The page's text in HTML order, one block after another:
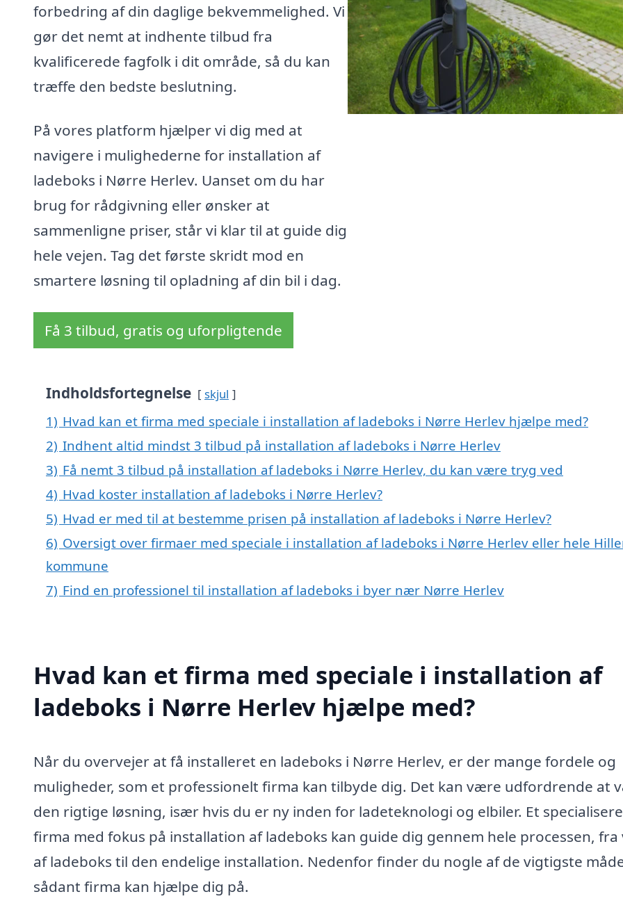
forbedring af din daglige bekvemmelighed. Vi
gør det nemt at indhente tilbud fra
kvalificerede fagfolk i dit område, så du kan
træffe den bedste beslutning.
På vores platform hjælper vi dig med at
navigere i mulighederne for installation af
ladeboks i Nørre Herlev. Uanset om du har
brug for rådgivning eller ønsker at
sammenligne priser, står vi klar til at guide dig
hele vejen. Tag det første skridt mod en
smartere løsning til opladning af din bil i dag.
Få 3 tilbud, gratis og uforpligtende
Indholdsfortegnelse skjul
1) Hvad kan et firma med speciale i installation af ladeboks i Nørre Herlev hjælpe med?
2) Indhent altid mindst 3 tilbud på installation af ladeboks i Nørre Herlev
3) Få nemt 3 tilbud på installation af ladeboks i Nørre Herlev, du kan være tryg ved
4) Hvad koster installation af ladeboks i Nørre Herlev?
5) Hvad er med til at bestemme prisen på installation af ladeboks i Nørre Herlev?
6) Oversigt over firmaer med speciale i installation af ladeboks i Nørre Herlev eller hele
kommune
7) Find en professionel til installation af ladeboks i byer nær Nørre Herlev
Hvad kan et firma med speciale i installation af
ladeboks i Nørre Herlev hjælpe med?
Når du overvejer at få installeret en ladeboks i Nørre Herlev, er der mange fordele og
muligheder, som et professionelt firma kan tilbyde dig. Det kan være udfordrende at
den rigtige løsning, især hvis du er ny inden for ladeteknologi og elbiler. Et
firma med fokus på installation af ladeboks kan guide dig gennem hele processen, fra
af ladeboks til den endelige installation. Nedenfor finder du nogle af de vigtigste
sådant firma kan hjælpe dig på.